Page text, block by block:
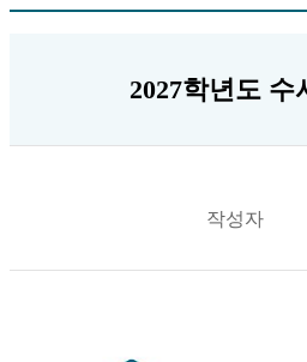
2027학년도
작성자